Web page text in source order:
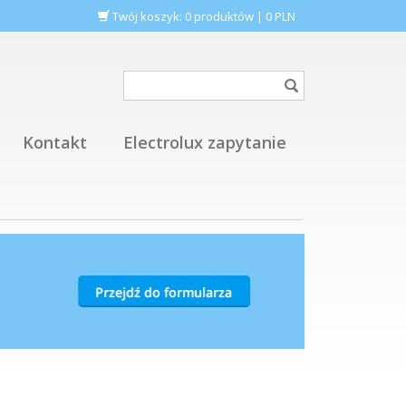
Twój koszyk: 0 produktów | 0 PLN
Kontakt Electrolux zapytanie